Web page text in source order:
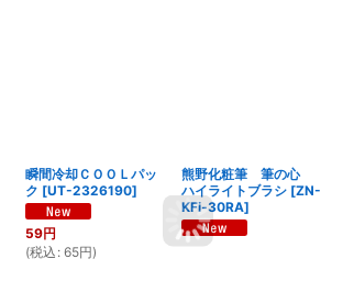
瞬間冷却ＣＯＯＬパッ
ク [UT-2326190]
59円
(税込 : 65円)
熊野化粧筆 筆の心
ハイライトブラシ [ZN-
KFi-30RA]